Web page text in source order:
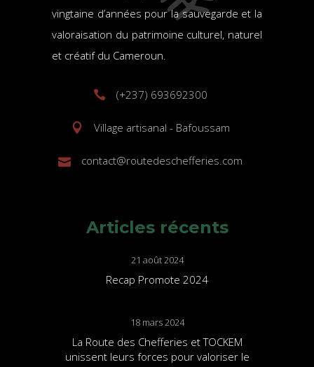
vingtaine d’années pour la sauvegarde et la
valoraisation du patrimoine culturel, naturel
et créatif du Cameroun.
(+237) 693692300
Village artisanal - Bafoussam
contact@routedeschefferies.com
Articles récents
21 août 2024
Recap Promote 2024
18 mars 2024
La Route des Chefferies et TOCKEM
unissent leurs forces pour valoriser le